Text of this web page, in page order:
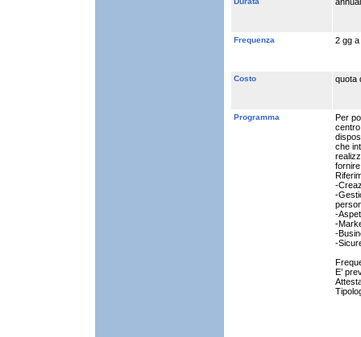
Frequenza 2 gg
Costo quota
Programma
Per
che
-
-
-
-
-
-
E’